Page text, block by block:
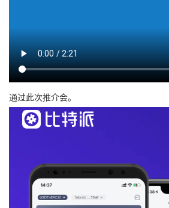
通过此次推介会。